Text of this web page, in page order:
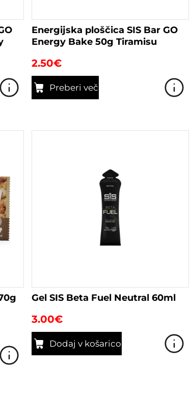
Energijska ploščica SIS Bar GO
Energy Bake 50g Tiramisu
2.50€
Preberi več
Gel SIS Beta Fuel Neutral 60ml
3.00€
Dodaj v košarico